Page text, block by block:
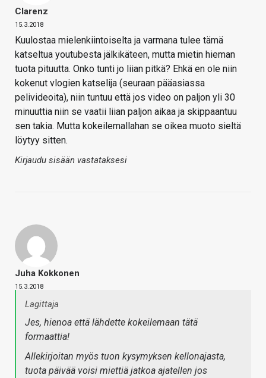
Clarenz
15.3.2018
Kuulostaa mielenkiintoiselta ja varmana tulee tämä
katseltua youtubesta jälkikäteen, mutta mietin hieman
tuota pituutta. Onko tunti jo liian pitkä? Ehkä en ole niin
kokenut vlogien katselija (seuraan pääasiassa
pelivideoita), niin tuntuu että jos video on paljon yli 30
minuuttia niin se vaatii liian paljon aikaa ja skippaantuu
sen takia. Mutta kokeilemallahan se oikea muoto sieltä
löytyy sitten.
Kirjaudu sisään vastataksesi
Juha Kokkonen
15.3.2018
Lagittaja
Jes, hienoa että lähdette kokeilemaan tätä
formaattia!
Allekirjoitan myös tuon kysymyksen kellonajasta,
tuota päivää voisi miettiä jatkoa ajatellen jos